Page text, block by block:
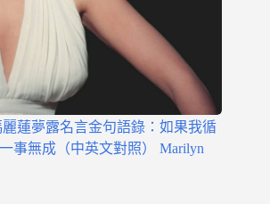
麗蓮夢露名言金句語錄：如果我循
事無成（中英文對照） Marilyn